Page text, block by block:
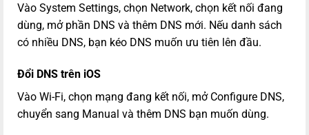
Vào System Settings, chọn Network, chọn kết nối đang
dùng, mở phần DNS và thêm DNS mới. Nếu danh sách
có nhiều DNS, bạn kéo DNS muốn ưu tiên lên đầu.
Đổi DNS trên iOS
Vào Wi-Fi, chọn mạng đang kết nối, mở Configure DNS,
chuyển sang Manual và thêm DNS bạn muốn dùng.